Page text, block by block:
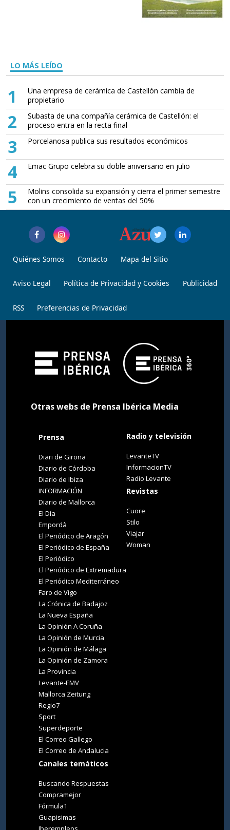
LO MÁS LEÍDO
1
Una empresa de cerámica de Castellón cambia de
propietario
2
Subasta de una compañía cerámica de Castellón: el
proceso entra en la recta final
3 Porcelanosa publica sus resultados económicos
4 Emac Grupo celebra su doble aniversario en julio
5
Molins consolida su expansión y cierra el primer semestre
con un crecimiento de ventas del 50%
Quiénes Somos Contacto Mapa del Sitio
Aviso Legal Política de Privacidad y Cookies Publicidad
RSS Preferencias de Privacidad
Otras webs de Prensa Ibérica Media
Prensa
Diari de Girona
Diario de Córdoba
Diario de Ibiza
INFORMACIÓN
Diario de Mallorca
El Día
Empordà
El Periódico de Aragón
El Periódico de España
El Periódico
El Periódico de Extremadura
El Periódico Mediterráneo
Faro de Vigo
La Crónica de Badajoz
La Nueva España
La Opinión A Coruña
La Opinión de Murcia
La Opinión de Málaga
La Opinión de Zamora
La Provincia
Levante-EMV
Mallorca Zeitung
Regio7
Sport
Superdeporte
El Correo Gallego
El Correo de Andalucia
Canales temáticos
Buscando Respuestas
Compramejor
Fórmula1
Guapisimas
Radio y televisión
LevanteTV
InformacionTV
Radio Levante
Revistas
Cuore
Stilo
Viajar
Woman